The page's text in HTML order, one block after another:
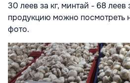
30 леев за кг, минтай - 68 леев
продукцию можно посмотреть
фото.